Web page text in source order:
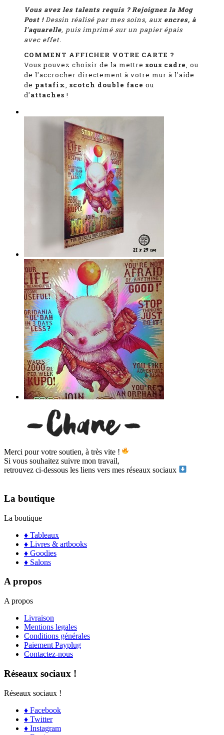
Vous avez les talents requis ? Rejoignez la Mog
Post !Dessin réalisé par mes soins, aux encres, à
l'aquarelle, puis imprimé sur un papier épais
avec effet.
COMMENT AFFICHER VOTRE CARTE ?
Vous pouvez choisir de la mettre sous cadre, ou
de l'accrocher directement à votre mur à l'aide
de patafix, scotch double face ou
d'attaches !
Merci pour votre soutien, à très vite !
Si vous souhaitez suivre mon travail,
retrouvez ci-dessous les liens vers mes réseaux sociaux
La boutique
La boutique
♦ Tableaux
♦ Livres & artbooks
♦ Goodies
♦ Salons
A propos
A propos
Livraison
Mentions legales
Conditions générales
Paiement Payplug
Contactez-nous
Réseaux sociaux !
Réseaux sociaux !
♦ Facebook
♦ Twitter
♦ Instagram